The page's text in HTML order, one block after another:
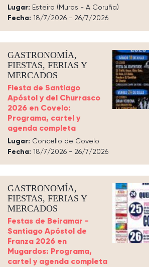
Lugar: Esteiro (Muros - A Coruña)
Fecha: 18/7/2026 - 26/7/2026
GASTRONOMÍA,
FIESTAS, FERIAS Y
MERCADOS
Fiesta de Santiago
Apóstol y del Churrasco
2026 en Covelo:
Programa, cartel y
agenda completa
Lugar: Concello de Covelo
Fecha: 18/7/2026 - 26/7/2026
GASTRONOMÍA,
FIESTAS, FERIAS Y
MERCADOS
Festas de Beiramar -
Santiago Apóstol de
Franza 2026 en
Mugardos: Programa,
cartel y agenda completa